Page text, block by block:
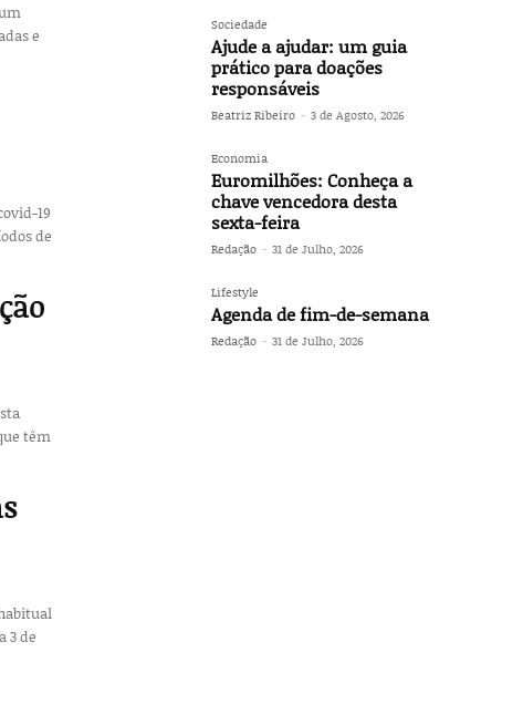
e
19
de
têm
3 de
Sociedade
Ajude a ajudar: um guia
prático para doações
responsáveis
Beatriz Ribeiro - 3 de Agosto, 2026
Economia
Euromilhões: Conheça a
chave vencedora desta
sexta-feira
Redação - 31 de Julho, 2026
Lifestyle
Agenda de fim-de-semana
Redação - 31 de Julho, 2026